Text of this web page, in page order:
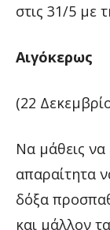
στις 31/5 με
Αιγόκερως
(22
Να μάθεις να
απαραίτητα
δόξα
και μάλλον